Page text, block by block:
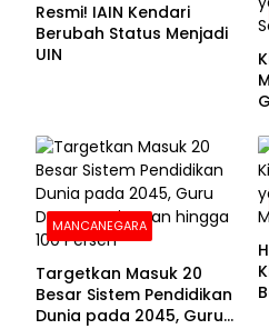
Resmi! IAIN Kendari
Berubah Status Menjadi
UIN
MANCANEGARA
Targetkan Masuk 20
Besar Sistem Pendidikan
Dunia pada 2045, Guru